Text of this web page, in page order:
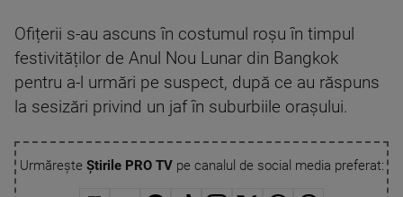
Ofițerii s-au ascuns în costumul roșu în timpul
festivităților de Anul Nou Lunar din Bangkok
pentru a-l urmări pe suspect, după ce au răspuns
la sesizări privind un jaf în suburbiile orașului.
Urmărește Știrile PRO TVpe canalul de social media preferat: